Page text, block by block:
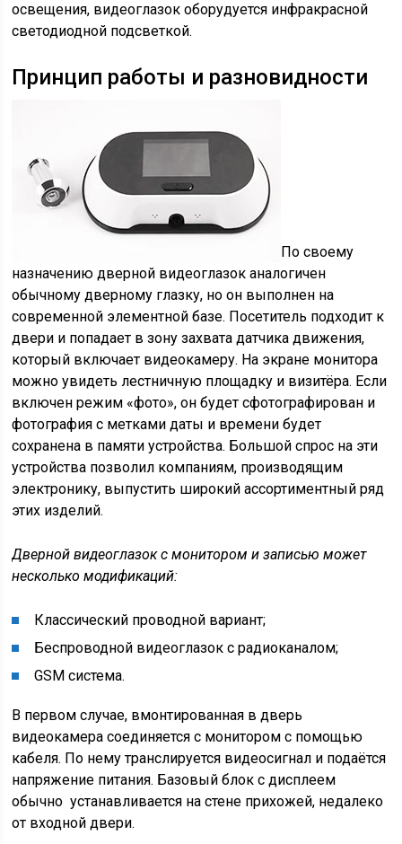
освещения, видеоглазок оборудуется инфракрасной
светодиодной подсветкой.
Принцип работы и разновидности
По своему
назначению дверной видеоглазок аналогичен
обычному дверному глазку, но он выполнен на
современной элементной базе. Посетитель подходит к
двери и попадает в зону захвата датчика движения,
который включает видеокамеру. На экране монитора
можно увидеть лестничную площадку и визитёра. Если
включен режим «фото», он будет сфотографирован и
фотография с метками даты и времени будет
сохранена в памяти устройства. Большой спрос на эти
устройства позволил компаниям, производящим
электронику, выпустить широкий ассортиментный ряд
этих изделий.
Дверной видеоглазок с монитором и записью может
несколько модификаций:
Классический проводной вариант;
Беспроводной видеоглазок с радиоканалом;
GSM система.
В первом случае, вмонтированная в дверь
видеокамера соединяется с монитором с помощью
кабеля. По нему транслируется видеосигнал и подаётся
напряжение питания. Базовый блок с дисплеем
обычно устанавливается на стене прихожей, недалеко
от входной двери.